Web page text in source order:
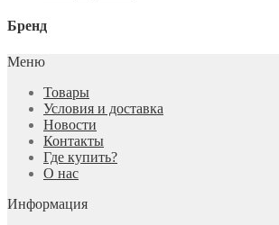
Бренд
Меню
Товары
Условия и доставка
Новости
Контакты
Где купить?
О нас
Информация